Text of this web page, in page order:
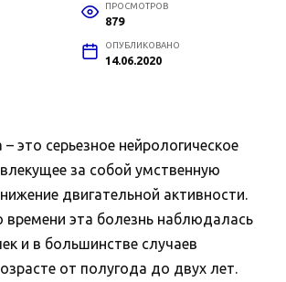
ПРОСМОТРОВ
879
ОПУБЛИКОВАНО
14.06.2020
это серьезное нейрологическое
за собой умственную
двигательной активности.
времени эта болезнь наблюдалась
и в большинстве случаев
от полугода до двух лет.